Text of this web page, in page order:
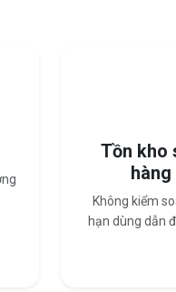
Tồn kho
Không kiểm
hạn dùng dẫn